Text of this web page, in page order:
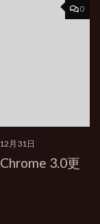
0
月31日
3.0更